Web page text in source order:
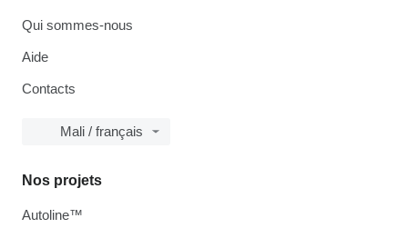
Qui sommes-nous
Aide
Contacts
Mali / français
Nos projets
Autoline™